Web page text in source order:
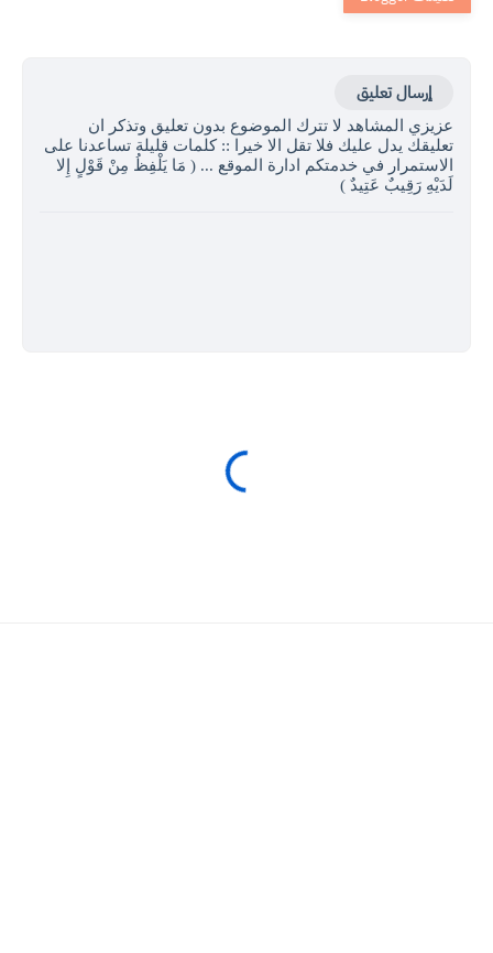
إرسال تعليق
عزيزي المشاهد لا تترك الموضوع بدون تعليق وتذكر ان
تعليقك يدل عليك فلا تقل الا خيرا :: كلمات قليلة تساعدنا على
الاستمرار في خدمتكم ادارة الموقع ... ( مَا يَلْفِظُ مِنْ قَوْلٍ إِلا
لَدَيْهِ رَقِيبٌ عَتِيدٌ )